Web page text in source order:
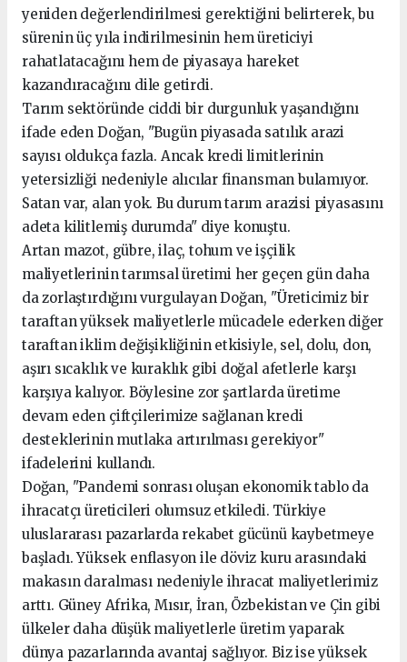
yeniden değerlendirilmesi gerektiğini belirterek, bu
sürenin üç yıla indirilmesinin hem üreticiyi
rahatlatacağını hem de piyasaya hareket
kazandıracağını dile getirdi.
Tarım sektöründe ciddi bir durgunluk yaşandığını
ifade eden Doğan, "Bugün piyasada satılık arazi
sayısı oldukça fazla. Ancak kredi limitlerinin
yetersizliği nedeniyle alıcılar finansman bulamıyor.
Satan var, alan yok. Bu durum tarım arazisi piyasasını
adeta kilitlemiş durumda" diye konuştu.
Artan mazot, gübre, ilaç, tohum ve işçilik
maliyetlerinin tarımsal üretimi her geçen gün daha
da zorlaştırdığını vurgulayan Doğan, "Üreticimiz bir
taraftan yüksek maliyetlerle mücadele ederken diğer
taraftan iklim değişikliğinin etkisiyle, sel, dolu, don,
aşırı sıcaklık ve kuraklık gibi doğal afetlerle karşı
karşıya kalıyor. Böylesine zor şartlarda üretime
devam eden çiftçilerimize sağlanan kredi
desteklerinin mutlaka artırılması gerekiyor"
ifadelerini kullandı.
Doğan, "Pandemi sonrası oluşan ekonomik tablo da
ihracatçı üreticileri olumsuz etkiledi. Türkiye
uluslararası pazarlarda rekabet gücünü kaybetmeye
başladı. Yüksek enflasyon ile döviz kuru arasındaki
makasın daralması nedeniyle ihracat maliyetlerimiz
arttı. Güney Afrika, Mısır, İran, Özbekistan ve Çin gibi
ülkeler daha düşük maliyetlerle üretim yaparak
dünya pazarlarında avantaj sağlıyor. Biz ise yüksek